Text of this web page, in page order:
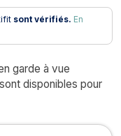
sont vérifiés. En
garde à vue
disponibles pour